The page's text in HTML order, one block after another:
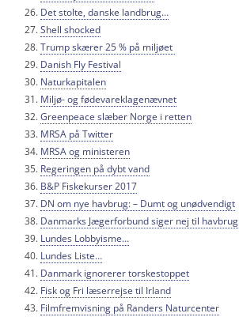
Det stolte, danske landbrug…
Shell shocked
Trump skærer 25 % på miljøet
Danish Fly Festival
Naturkapitalen
Miljø- og fødevareklagenævnet
Greenpeace slæber Norge i retten
MRSA på Twitter
MRSA og ministeren
Regeringen på dybt vand
B&P Fiskekurser 2017
DN om nye havbrug: – Dumt og unødvendigt
Danmarks Jægerforbund siger nej til havbrug
Lundes Lobbyisme…
Lundes Liste…
Danmark ignorerer torskestoppet
Fisk og Fri læserrejse til Irland
Filmfremvisning på Randers Naturcenter